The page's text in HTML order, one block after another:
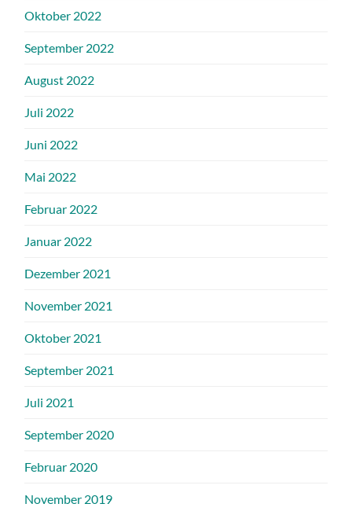
Oktober 2022
September 2022
August 2022
Juli 2022
Juni 2022
Mai 2022
Februar 2022
Januar 2022
Dezember 2021
November 2021
Oktober 2021
September 2021
Juli 2021
September 2020
Februar 2020
November 2019